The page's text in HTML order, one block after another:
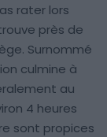
rater lors
près de
Surnommé
culmine à
au
4 heures
sont propices